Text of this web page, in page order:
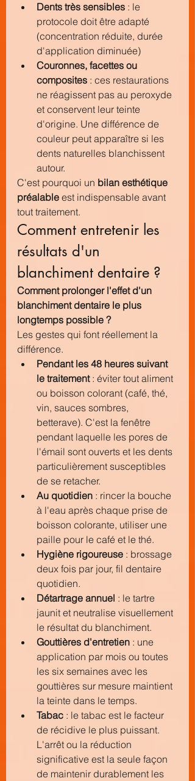
Dents très sensibles : le
protocole doit être adapté
(concentration réduite, durée
d'application diminuée)
Couronnes, facettes ou
composites : ces restaurations
ne réagissent pas au peroxyde
et conservent leur teinte
d'origine. Une différence de
couleur peut apparaître si les
dents naturelles blanchissent
autour.
C'est pourquoi un bilan esthétique
préalable est indispensable avant
tout traitement.
Comment entretenir les
résultats d'un
blanchiment dentaire ?
Comment prolonger l'effet d'un
blanchiment dentaire le plus
longtemps possible ?
Les gestes qui font réellement la
différence.
Pendant les 48 heures suivant
le traitement : éviter tout aliment
ou boisson colorant (café, thé,
vin, sauces sombres,
betterave). C'est la fenêtre
pendant laquelle les pores de
l'émail sont ouverts et les dents
particulièrement susceptibles
de se retacher.
Au quotidien : rincer la bouche
à l'eau après chaque prise de
boisson colorante, utiliser une
paille pour le café et le thé.
Hygiène rigoureuse : brossage
deux fois par jour, fil dentaire
quotidien.
Détartrage annuel : le tartre
jaunit et neutralise visuellement
le résultat du blanchiment.
Gouttières d'entretien : une
application par mois ou toutes
les six semaines avec les
gouttières sur mesure maintient
la teinte dans le temps.
Tabac : le tabac est le facteur
de récidive le plus puissant.
L'arrêt ou la réduction
significative est la seule façon
de maintenir durablement les